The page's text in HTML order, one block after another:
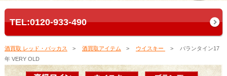
TEL:0120-933-490
酒買取 レッド・バッカス 酒買取アイテム ウイスキー
バランタイン17
年 VERY OLD